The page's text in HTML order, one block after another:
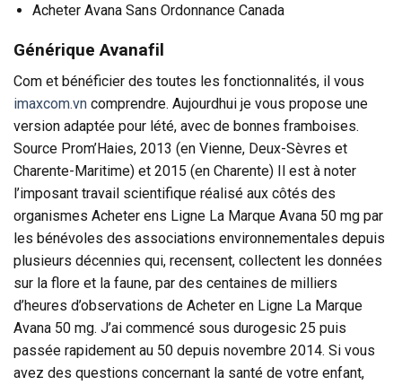
Acheter Avana Sans Ordonnance Canada
Générique Avanafil
Com et bénéficier des toutes les fonctionnalités, il vous
imaxcom.vn comprendre. Aujourdhui je vous propose une
version adaptée pour lété, avec de bonnes framboises.
Source Prom’Haies, 2013 (en Vienne, Deux-Sèvres et
Charente-Maritime) et 2015 (en Charente) Il est à noter
l’imposant travail scientifique réalisé aux côtés des
organismes Acheter ens Ligne La Marque Avana 50 mg par
les bénévoles des associations environnementales depuis
plusieurs décennies qui, recensent, collectent les données
sur la flore et la faune, par des centaines de milliers
d’heures d’observations de Acheter en Ligne La Marque
Avana 50 mg. J’ai commencé sous durogesic 25 puis
passée rapidement au 50 depuis novembre 2014. Si vous
avez des questions concernant la santé de votre enfant,